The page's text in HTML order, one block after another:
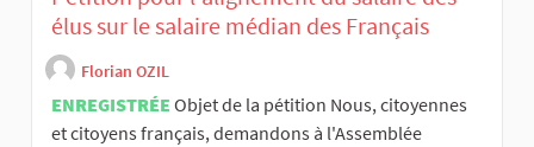
élus sur le salaire médian des Français
Florian OZIL
ENREGISTRÉE Objet de la pétition Nous, citoyennes
et citoyens français, demandons à l'Assemblée